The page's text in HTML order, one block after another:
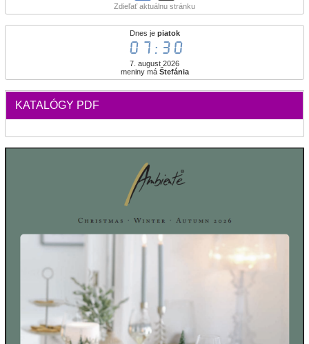
Zdieľať aktuálnu stránku
Dnes je piatok
07:30
7. august 2026
meniny má Štefánia
KATALÓGY PDF